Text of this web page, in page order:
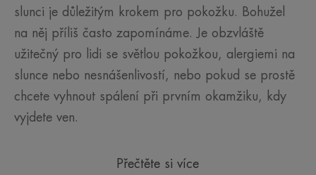
slunci je důležitým krokem pro pokožku. Bohužel
na něj příliš často zapomínáme. Je obzvláště
užitečný pro lidi se světlou pokožkou, alergiemi na
slunce nebo nesnášenlivostí, nebo pokud se prostě
chcete vyhnout spálení při prvním okamžiku, kdy
vyjdete ven.
Přečtěte si více